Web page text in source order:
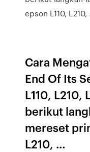
epson L110,
Cara
End Of Its
L110, L210,
berikut
mereset
L210, …